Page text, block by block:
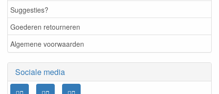
Suggesties?
Goederen retourneren
Algemene voorwaarden
Sociale media